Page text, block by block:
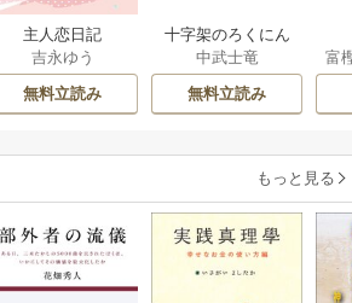
主人恋日記
吉永ゆう
無料立読み
十字架のろくにん
中武士竜
無料立読み
富
もっと見る